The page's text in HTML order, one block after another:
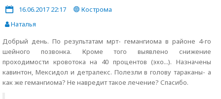
16.06.2017 22:17
Кострома
Наталья
Добрый день. По результатам мрт- гемангиома в районе 4-го
шейного позвонка. Кроме того выявлено снижение
проходимости кровотока на 40 процентов (эхо...). Назначены
кавинтон, Мексидол и детралекс. Полезли в голову тараканы- а
как же гемангиома? Не навредит такое лечение? Спасибо.